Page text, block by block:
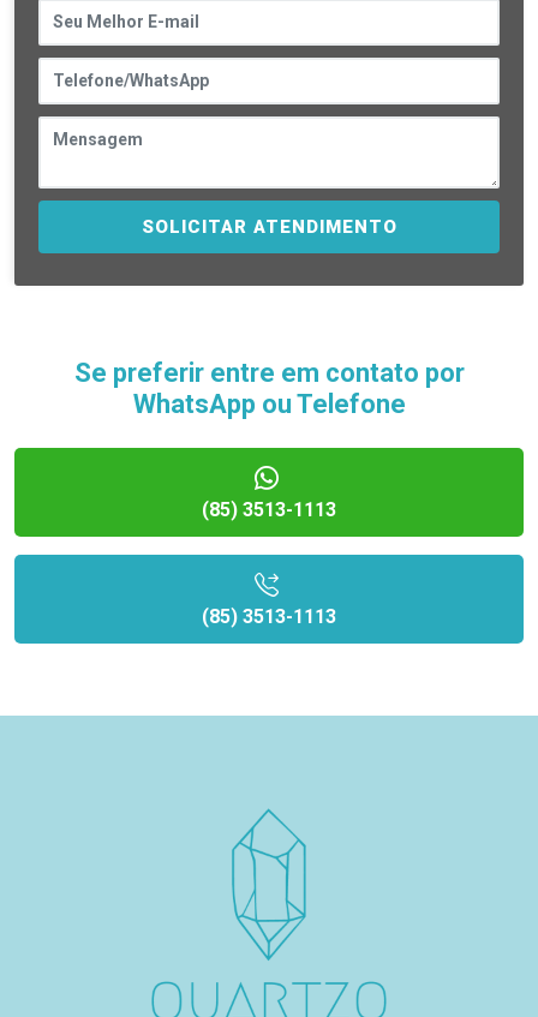
SOLICITAR ATENDIMENTO
Se preferir entre em contato por
WhatsApp ou Telefone
(85) 3513-1113
(85) 3513-1113